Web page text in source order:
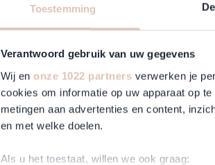
Toestemming
Verantwoord gebruik van uw gegevens
Wij en onze 1022 partners verwerken je
cookies om informatie op uw apparaat op
metingen aan advertenties en content,
en met welke doelen.
Als u het toestaat, willen we ook graag:
Schwarzkopf - BC